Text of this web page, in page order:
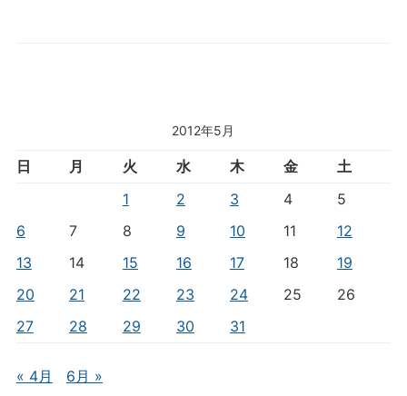
2012年5月
日 月 火 水 木 金
土
1
2 3 4
5
6
7 8 9 10 11
12
13
14 15 16 17 18
19
20
21 22 23 24 25
26
27
28 29 30 31
« 4月 6月 »